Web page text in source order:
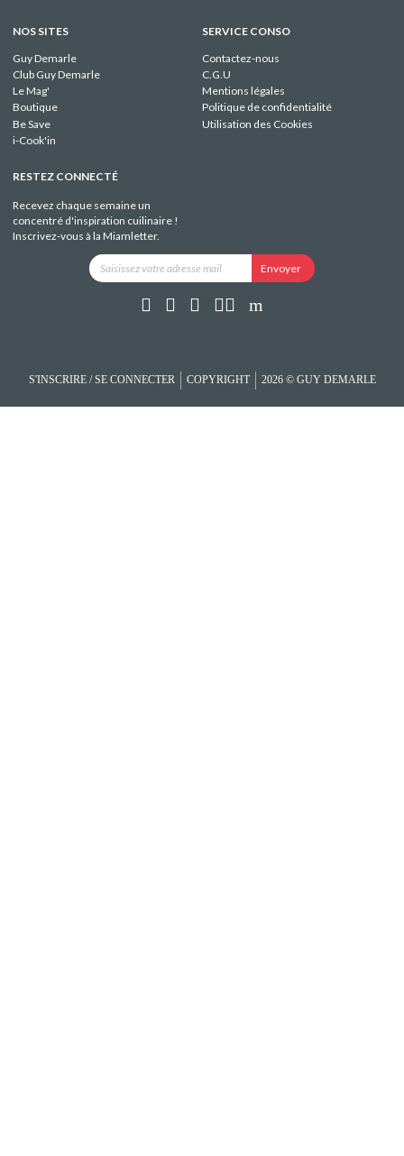
NOS SITES
Guy Demarle
Club Guy Demarle
Le Mag'
Boutique
Be Save
i-Cook'in
SERVICE CONSO
Contactez-nous
C.G.U
Mentions légales
Politique de confidentialité
Utilisation des Cookies
RESTEZ CONNECTÉ
Recevez chaque semaine un
concentré d'inspiration cuilinaire !
Inscrivez-vous à la Miamletter.
S'INSCRIRE / SE CONNECTER COPYRIGHT 2026 © GUY DEMARLE